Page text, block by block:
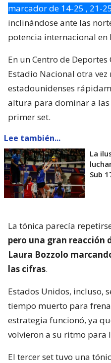
marcador de 14-25 , 21-
inclinándose ante las
potencia internacional en
En un Centro de
Estadio Nacional otra vez
estadounidenses
altura para dominar a las
primer set.
Lee también...
La
Sub
La tónica parecía
pero una gran reacción
Laura Bozzolo
las cifras.
Estados Unidos, incluso,
tiempo muerto para
estrategia funcionó, ya
volvieron a su ritmo para
El tercer set tuvo una